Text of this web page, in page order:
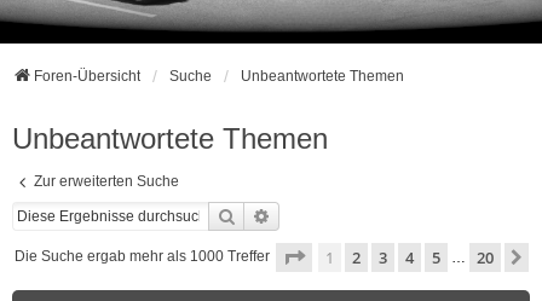
Foren-Übersicht Suche Unbeantwortete Themen
Unbeantwortete Themen
Zur erweiterten Suche
Suche
Die Suche ergab mehr als 1000 Treffer Seite 1von 20
1 2 3 4 5 … 20